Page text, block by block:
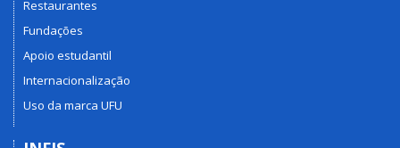
Restaurantes
Fundações
Apoio estudantil
Internacionalização
Uso da marca UFU